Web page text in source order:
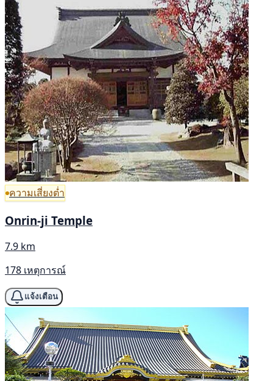
ความเสี่ยงต่ำ
Onrin-ji Temple
7.9 km
178 เหตุการณ์
แจ้งเตือน